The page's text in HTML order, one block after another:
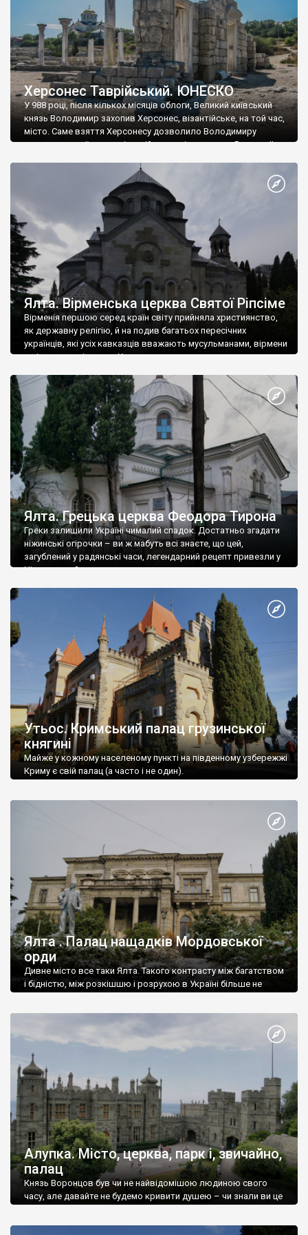
Херсонес Таврійський. ЮНЕСКО
У 988 році, після кількох місяців облоги, Великий київський
князь Володимир захопив Херсонес, візантійське, на той час,
місто. Саме взяття Херсонесу дозволило Володимиру
диктувати свої умови візантійському імператору Василю ІІ, та
Херсонесі Володимир-язичник, став Василем-християнином.
А потім було Хрещення Русі. На честь Херсонесу Таврійського
Ялта. Вірменська церква Святої Ріпсіме
Вірменія першою серед країн світу прийняла християнство,
як державну релігію, й на подив багатьох пересічних
українців, які усіх кавказців вважають мусульманами, вірмени
є відданими вірянами Христа
Ялта. Грецька церква Феодора Тирона
Греки залишили Україні чималий спадок. Достатньо згадати
ніжинські огірочки – ви ж мабуть всі знаєте, що цей,
загублений у радянські часи, легендарний рецепт привезли у
Ніжин греки?
Утьос. Кримський палац грузинської
княгині
Майже у кожному населеному пункті на південному узбережжі
Криму є свій палац (а часто і не один).
Ялта . Палац нащадків Мордовської
орди
Дивне місто все таки Ялта. Такого контрасту між багатством
і бідністю, між розкішшю і розрухою в Україні більше не
Алупка. Місто, церква, парк і, звичайно,
палац
Князь Воронцов був чи не найвідомішою людиною свого
часу, але давайте не будемо кривити душею – чи знали ви це